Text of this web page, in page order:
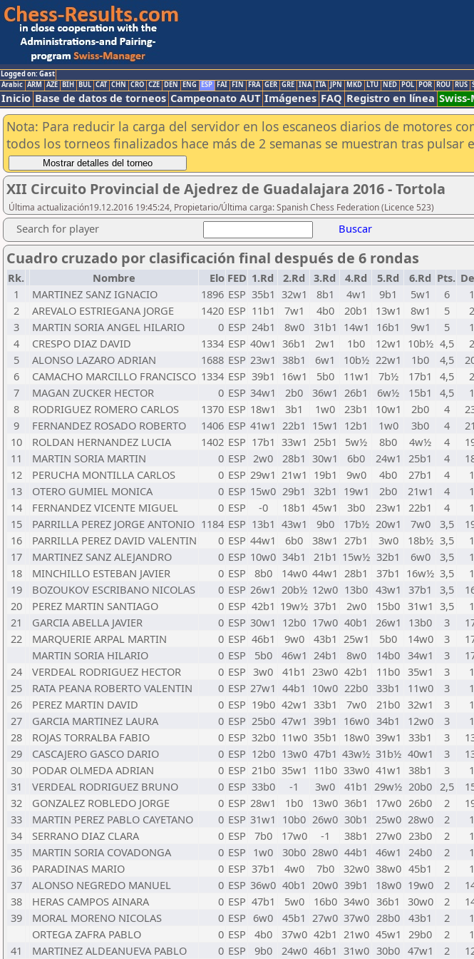
Logged on: Gast
Arabic ARM AZE BIH BUL CAT CHN CRO CZE DEN ENG ESP FAI FIN FRA GER GRE INA ITA JPN MKD LTU NED POL POR ROU RUS
Inicio Base de datos de torneos Campeonato AUT Imágenes FAQ Registro en línea
Nota: Para reducir la carga del servidor en los escaneos diarios de motores
todos los torneos finalizados hace más de 2 semanas se muestran tras pulsar
XII Circuito Provincial de Ajedrez de Guadalajara 2016 - Tortola
Última actualización19.12.2016 19:45:24, Propietario/Última carga: Spanish Chess Federation (Licence 523)
Search for player Buscar
Cuadro cruzado por clasificación final después de 6 rondas
Rk. Nombre Elo FED 1.Rd 2.Rd 3.Rd 4.Rd 5.Rd 6.Rd Pts.
1
MARTINEZ SANZ IGNACIO 1896 ESP 35b1 32w1 8b1 4w1 9b1 5w1 6
2
AREVALO ESTRIEGANA JORGE 1420 ESP 11b1 7w1 4b0 20b1 13w1 8w1 5
3
MARTIN SORIA ANGEL HILARIO 0 ESP 24b1 8w0 31b1 14w1 16b1 9w1 5
4
CRESPO DIAZ DAVID 1334 ESP 40w1 36b1 2w1 1b0 12w1 10b½ 4,5
5
ALONSO LAZARO ADRIAN 1688 ESP 23w1 38b1 6w1 10b½ 22w1 1b0 4,5
6
CAMACHO MARCILLO FRANCISCO 1334 ESP 39b1 16w1 5b0 11w1 7b½ 17b1 4,5
7
MAGAN ZUCKER HECTOR 0 ESP 34w1 2b0 36w1 26b1 6w½ 15b1 4,5
8
RODRIGUEZ ROMERO CARLOS 1370 ESP 18w1 3b1 1w0 23b1 10w1 2b0 4
9
FERNANDEZ ROSADO ROBERTO 1406 ESP 41w1 22b1 15w1 12b1 1w0 3b0 4
10
ROLDAN HERNANDEZ LUCIA 1402 ESP 17b1 33w1 25b1 5w½ 8b0 4w½ 4
11
MARTIN SORIA MARTIN 0 ESP 2w0 28b1 30w1 6b0 24w1 25b1 4
12
PERUCHA MONTILLA CARLOS 0 ESP 29w1 21w1 19b1 9w0 4b0 27b1 4
13
OTERO GUMIEL MONICA 0 ESP 15w0 29b1 32b1 19w1 2b0 21w1 4
14
FERNANDEZ VICENTE MIGUEL 0 ESP -0 18b1 45w1 3b0 23w1 22b1 4
15
PARRILLA PEREZ JORGE ANTONIO 1184 ESP 13b1 43w1 9b0 17b½ 20w1 7w0 3,5
16
PARRILLA PEREZ DAVID VALENTIN 0 ESP 44w1 6b0 38w1 27b1 3w0 18b½ 3,5
17
MARTINEZ SANZ ALEJANDRO 0 ESP 10w0 34b1 21b1 15w½ 32b1 6w0 3,5
18
MINCHILLO ESTEBAN JAVIER 0 ESP 8b0 14w0 44w1 28b1 37b1 16w½ 3,5
19
BOZOUKOV ESCRIBANO NICOLAS 0 ESP 26w1 20b½ 12w0 13b0 43w1 37b1 3,5
20
PEREZ MARTIN SANTIAGO 0 ESP 42b1 19w½ 37b1 2w0 15b0 31w1 3,5
21
GARCIA ABELLA JAVIER 0 ESP 30w1 12b0 17w0 40b1 26w1 13b0 3
22
MARQUERIE ARPAL MARTIN 0 ESP 46b1 9w0 43b1 25w1 5b0 14w0 3
MARTIN SORIA HILARIO
0 ESP 5b0 46w1 24b1 8w0 14b0 34w1 3
24
VERDEAL RODRIGUEZ HECTOR 0 ESP 3w0 41b1 23w0 42b1 11b0 35w1 3
25
RATA PEANA ROBERTO VALENTIN 0 ESP 27w1 44b1 10w0 22b0 33b1 11w0 3
26
PEREZ MARTIN DAVID 0 ESP 19b0 42w1 33b1 7w0 21b0 32w1 3
27
GARCIA MARTINEZ LAURA 0 ESP 25b0 47w1 39b1 16w0 34b1 12w0 3
28
ROJAS TORRALBA FABIO 0 ESP 32b0 11w0 35b1 18w0 39w1 33b1 3
29
CASCAJERO GASCO DARIO 0 ESP 12b0 13w0 47b1 43w½ 31b½ 40w1 3
30
PODAR OLMEDA ADRIAN 0 ESP 21b0 35w1 11b0 33w0 41w1 38b1 3
31
VERDEAL RODRIGUEZ BRUNO 0 ESP 33b0 -1 3w0 41b1 29w½ 20b0 2,5
32
GONZALEZ ROBLEDO JORGE 0 ESP 28w1 1b0 13w0 36b1 17w0 26b0 2
33
MARTIN PEREZ PABLO CAYETANO 0 ESP 31w1 10b0 26w0 30b1 25w0 28w0 2
34
SERRANO DIAZ CLARA 0 ESP 7b0 17w0 -1 38b1 27w0 23b0 2
35
MARTIN SORIA COVADONGA 0 ESP 1w0 30b0 28w0 44b1 46w1 24b0 2
36
PARADINAS MARIO 0 ESP 37b1 4w0 7b0 32w0 38w0 45b1 2
37
ALONSO NEGREDO MANUEL 0 ESP 36w0 40b1 20w0 39b1 18w0 19w0 2
38
HERAS CAMPOS AINARA 0 ESP 47b1 5w0 16b0 34w0 36b1 30w0 2
39
MORAL MORENO NICOLAS 0 ESP 6w0 45b1 27w0 37w0 28b0 43b1 2
ORTEGA ZAFRA PABLO
0 ESP 4b0 37w0 42b1 21w0 45w1 29b0 2
41
MARTINEZ ALDEANUEVA PABLO 0 ESP 9b0 24w0 46b1 31w0 30b0 47w1 2